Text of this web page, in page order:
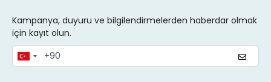
Kampanya, duyuru ve bilgilendirmelerden haberdar olmak
için kayıt olun.